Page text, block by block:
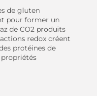
de gluten
pour former un
de CO2 produits
redox créent
protéines de